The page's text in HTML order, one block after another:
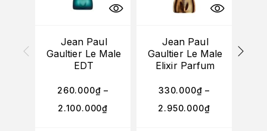
Jean Paul
Gaultier Le Male
EDT
260.000₫ –
2.100.000₫
Jean Paul
Gaultier Le Male
Elixir Parfum
330.000₫ –
2.950.000₫